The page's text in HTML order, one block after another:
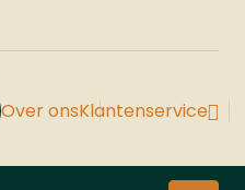
Over onsKlantenservice